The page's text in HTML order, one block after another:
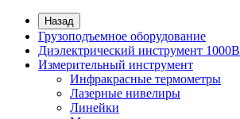
Назад
Грузоподъемное оборудование
Диэлектрический инструмент 1000В
Измерительный инструмент
Инфракрасные термометры
Лазерные нивелиры
Линейки